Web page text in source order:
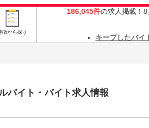
徴から探す
186,045件の求人掲載！
キープしたバイ
バイト・バイト求人情報